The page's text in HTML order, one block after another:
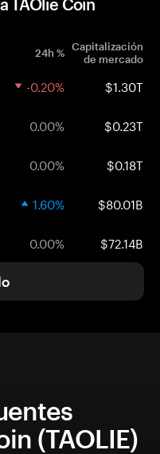
TAOlie Coin
24h % Capitalización
de mercado
-0.20% $1.30T
0.00% $0.23T
0.00% $0.18T
1.60% $80.01B
0.00% $72.14B
(TAOLIE)